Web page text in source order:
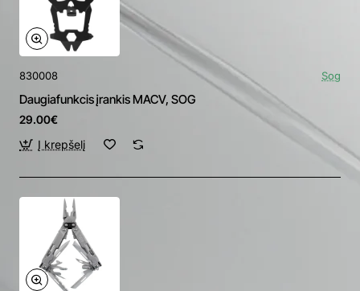
830008 Sog
Daugiafunkcis įrankis MACV, SOG
29.00€
Į krepšelį